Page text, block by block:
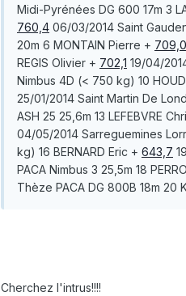
Midi-Pyrénées DG 600 17m 3
760,4 06/03/2014 Saint
20m 6 MONTAIN Pierre + 709,0
REGIS Olivier + 702,1 19/04/
Nimbus 4D (< 750 kg) 10
25/01/2014 Saint Martin De
ASH 25 25,6m 13 LEFEBVRE
04/05/2014 Sarreguemines
kg) 16 BERNARD Eric + 643,7
PACA Nimbus 3 25,5m 18
Thèze PACA DG 800B 18m 20
Cherchez l'intrus!!!!